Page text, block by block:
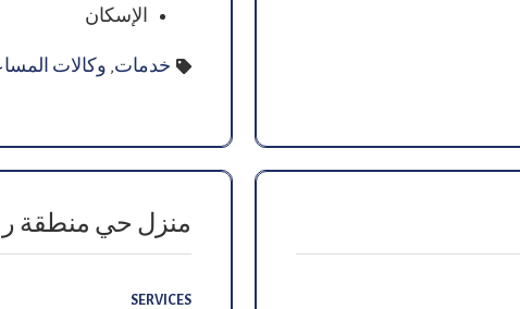
الإسكان
خدمات, وكالات
منزل حي منطقة
SERVICES